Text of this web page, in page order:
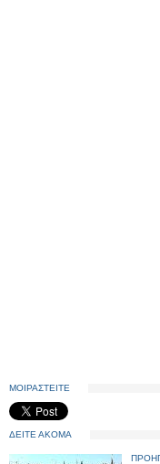
ΜΟΙΡΑΣΤΕΙΤΕ
ΔΕΙΤΕ ΑΚΟΜΑ